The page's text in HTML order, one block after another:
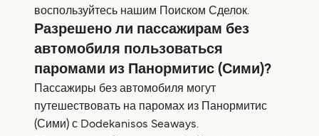
воспользуйтесь нашим Поиском Сделок.
Разрешено ли пассажирам без
автомобиля пользоваться
паромами из Панормитис (Сими)?
Пассажиры без автомобиля могут
путешествовать на паромах из Панормитис
(Сими) с Dodekanisos Seaways.